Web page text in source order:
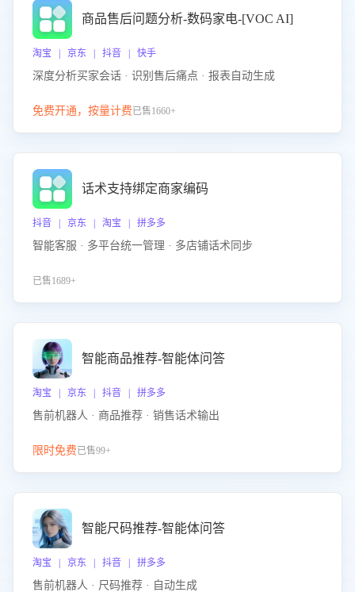
商品售后问题分析-数码家电-[VOC AI]
淘宝 | 京东 | 抖音 | 快手
深度分析买家会话 · 识别售后痛点 · 报表自动生成
免费开通，按量计费已售1660+
话术支持绑定商家编码
抖音 | 京东 | 淘宝 | 拼多多
智能客服 · 多平台统一管理 · 多店铺话术同步
已售1689+
智能商品推荐-智能体问答
淘宝 | 京东 | 抖音 | 拼多多
售前机器人 · 商品推荐 · 销售话术输出
限时免费已售99+
智能尺码推荐-智能体问答
淘宝 | 京东 | 抖音 | 拼多多
售前机器人 · 尺码推荐 · 自动生成